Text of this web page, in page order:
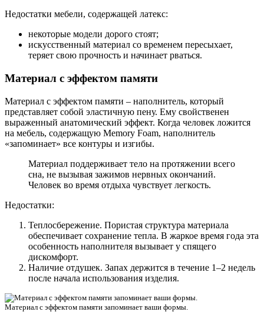
Недостатки мебели, содержащей латекс:
некоторые модели дорого стоят;
искусственный материал со временем пересыхает,
теряет свою прочность и начинает рваться.
Материал с эффектом памяти
Материал с эффектом памяти – наполнитель, который
представляет собой эластичную пену. Ему свойственен
выраженный анатомический эффект. Когда человек ложится
на мебель, содержащую Memory Foam, наполнитель
«запоминает» все контуры и изгибы.
Материал поддерживает тело на протяжении всего
сна, не вызывая зажимов нервных окончаний.
Человек во время отдыха чувствует легкость.
Недостатки:
Теплосбережение. Пористая структура материала
обеспечивает сохранение тепла. В жаркое время года эта
особенность наполнителя вызывает у спящего
дискомфорт.
Наличие отдушек. Запах держится в течение 1–2 недель
после начала использования изделия.
Материал с эффектом памяти запоминает ваши формы.